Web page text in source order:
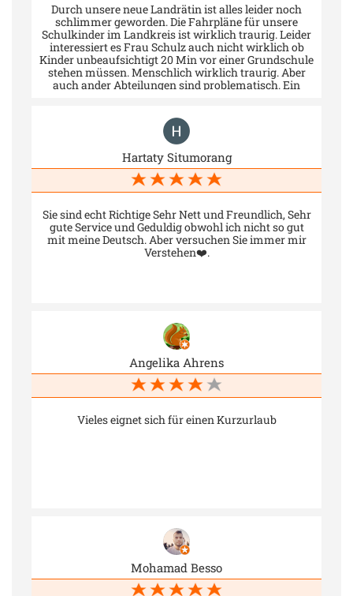
Durch unsere neue Landrätin ist alles leider noch
schlimmer geworden. Die Fahrpläne für unsere
Schulkinder im Landkreis ist wirklich traurig. Leider
interessiert es Frau Schulz auch nicht wirklich ob
Kinder unbeaufsichtigt 20 Min vor einer Grundschule
stehen müssen. Menschlich wirklich traurig. Aber
auch ander Abteilungen sind problematisch. Ein
Telefonisch ist im ganzen Haus fast kein Mitarbeiter
mehr erreichbar. Hoffentlich errinnern sich die
Mitarbeiter mal wieder dran, dass sie durch
Steuergälder bezahlt werden. Sie sollen mit bzw für
uns arbeiten und nicht nur gegen die Bewohner des
Landkreises.
Hartaty Situmorang
Sie sind echt Richtige Sehr Nett und Freundlich, Sehr
gute Service und Geduldig obwohl ich nicht so gut
mit meine Deutsch. Aber versuchen Sie immer mir
Verstehen❤️.
Angelika Ahrens
Vieles eignet sich für einen Kurzurlaub
Mohamad Besso